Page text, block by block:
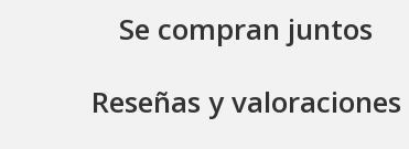
Se compran juntos
Reseñas y valoraciones